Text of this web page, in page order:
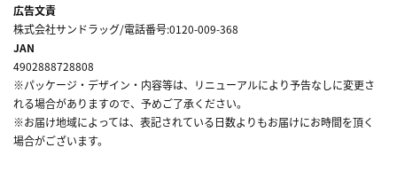
広告文責
株式会社サンドラッグ/電話番号:0120-009-368
JAN
4902888728808
※パッケージ・デザイン・内容等は、リニューアルにより予告なしに変更さ
れる場合がありますので、予めご了承ください。
※お届け地域によっては、表記されている日数よりもお届けにお時間を頂く
場合がございます。